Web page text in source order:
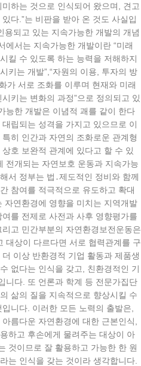
하는 것으로 인식되어 왔으며, 견고
다.”는 비판을 받아 온 것도 사실입
되고 있는 지속가능한 개발의 개념
에서는 지속가능한 개발이란 “미래
킬 수 있도록 하는 능력을 저해하지
키는 개발”,“자원의 이용, 투자의 방
가 서로 조화를 이루며 현재와 미래
키는 변화의 과정”으로 정의되고 있
능한 개발은 이념적 괘를 같이 한다
립되는 성격을 가지고 있으므로 이
히 인간과 자연의 조화로운 관계형
호 보완적 관계에 있다고 할 수 있
전개되는 자연보호 운동과 지속가능
서 정부는 법․제도적인 정비와 함께
참여를 적극적으로 유도하고 확대
자연환경에 영향을 미치는 지역개발
를 전제로 사전과 사후 영향평가를
고 민간부분의 자연환경보전운동은
대상이 다르다면 서로 협력관계를 구
이상 반환경적 기업 활동과 제품생
없다는 인식을 갖고, 친환경적인 기
니다. 또 언론과 학계 등 전문가집단
삶의 질을 지속적으로 향상시킬 수
니다. 이러한 모든 노력의 출발은,
름다운 자연환경에 대한 근본인식,
하고 후손에게 물려주는 대상이 아
것이므로 잘 활용하고 가능한 한 원
는 인식을 갖는 것이라 생각합니다.